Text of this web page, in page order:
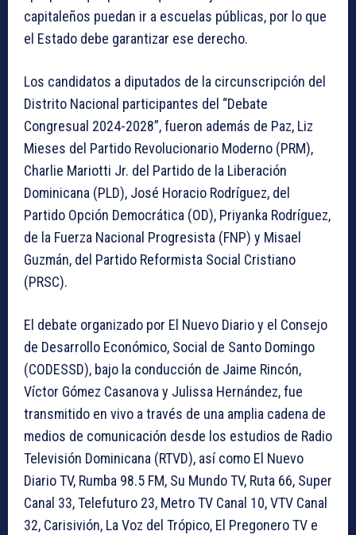
capitaleños puedan ir a escuelas públicas, por lo que
el Estado debe garantizar ese derecho.
Los candidatos a diputados de la circunscripción del
Distrito Nacional participantes del “Debate
Congresual 2024-2028”, fueron además de Paz, Liz
Mieses del Partido Revolucionario Moderno (PRM),
Charlie Mariotti Jr. del Partido de la Liberación
Dominicana (PLD), José Horacio Rodríguez, del
Partido Opción Democrática (OD), Priyanka Rodríguez,
de la Fuerza Nacional Progresista (FNP) y Misael
Guzmán, del Partido Reformista Social Cristiano
(PRSC).
El debate organizado por El Nuevo Diario y el Consejo
de Desarrollo Económico, Social de Santo Domingo
(CODESSD), bajo la conducción de Jaime Rincón,
Víctor Gómez Casanova y Julissa Hernández, fue
transmitido en vivo a través de una amplia cadena de
medios de comunicación desde los estudios de Radio
Televisión Dominicana (RTVD), así como El Nuevo
Diario TV, Rumba 98.5 FM, Su Mundo TV, Ruta 66, Super
Canal 33, Telefuturo 23, Metro TV Canal 10, VTV Canal
32, Carisivión, La Voz del Trópico, El Pregonero TV e